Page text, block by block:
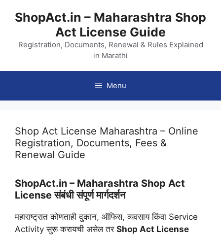
ShopAct.in – Maharashtra Shop
Act License Guide
Registration, Documents, Renewal & Rules Explained
in Marathi
Menu
Shop Act License Maharashtra – Online
Registration, Documents, Fees &
Renewal Guide
ShopAct.in – Maharashtra Shop Act
License संबंधी संपूर्ण मार्गदर्शन
महाराष्ट्रात कोणताही दुकान, ऑफिस, व्यवसाय किंवा Service
Activity सुरू करायची असेल तर Shop Act License